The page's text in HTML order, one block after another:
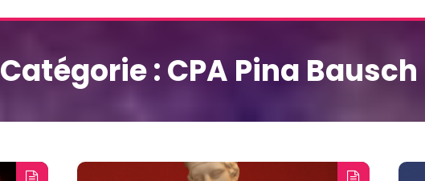
Catégorie :CPA Pina Bausch